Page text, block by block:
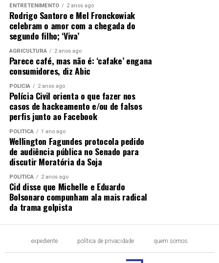
ENTRETENIMENTO 2 anos ago
Rodrigo Santoro e Mel Fronckowiak
celebram o amor com a chegada do
segundo filho; ‘Viva’
AGRICULTURA 2 anos ago
Parece café, mas não é: ‘cafake’ engana
consumidores, diz Abic
POLÍCIA 2 anos ago
Polícia Civil orienta o que fazer nos
casos de hackeamento e/ou de falsos
perfis junto ao Facebook
POLÍTICA 1 ano ago
Wellington Fagundes protocola pedido
de audiência pública no Senado para
discutir Moratória da Soja
POLÍTICA 2 anos ago
Cid disse que Michelle e Eduardo
Bolsonaro compunham ala mais radical
da trama golpista
expediente política de privacidade quem somos